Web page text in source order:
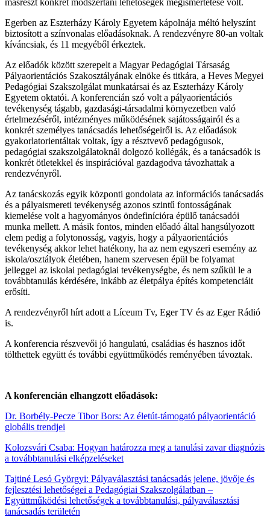
Egerben az Eszterházy Károly Egyetem kápolnája méltó helyszínt
biztosított a színvonalas előadásoknak. A rendezvényre 80-an voltak
kíváncsiak, és 11 megyéből érkeztek.
Az előadók között szerepelt a Magyar Pedagógiai Társaság
Pályaorientációs Szakosztályának elnöke és titkára, a Heves Megyei
Pedagógiai Szakszolgálat munkatársai és az Eszterházy Károly
Egyetem oktatói. A konferencián szó volt a pályaorientációs
tevékenység tágabb, gazdasági-társadalmi környezetben való
értelmezéséről, intézményes működésének sajátosságairól és a
konkrét személyes tanácsadás lehetőségeiről is. Az előadások
gyakorlatorientáltak voltak, így a résztvevő pedagógusok,
pedagógiai szakszolgálatoknál dolgozó kollégák, és a tanácsadók is
konkrét ötletekkel és inspirációval gazdagodva távozhattak a
rendezvényről.
Az tanácskozás egyik központi gondolata az információs tanácsadás
és a pályaismereti tevékenység azonos szintű fontosságának
kiemelése volt a hagyományos öndefinícióra épülő tanácsadói
munka mellett. A másik fontos, minden előadó által hangsúlyozott
elem pedig a folytonosság, vagyis, hogy a pályaorientációs
tevékenység akkor lehet hatékony, ha az nem egyszeri esemény az
iskola/osztályok életében, hanem szervesen épül be folyamat
jelleggel az iskolai pedagógiai tevékenységbe, és nem szűkül le a
továbbtanulás kérdésére, inkább az életpálya építés kompetenciáit
erősíti.
A rendezvényről hírt adott a Líceum Tv, Eger TV és az Eger Rádió
is.
A konferencia részvevői jó hangulatú, családias és hasznos időt
tölthettek együtt és további együttműködés reményében távoztak.
A konferencián elhangzott előadások:
Dr. Borbély-Pecze Tibor Bors: Az életút-támogató pályaorientáció
globális trendjei
Kolozsvári Csaba: Hogyan határozza meg a tanulási zavar diagnózis
a továbbtanulási elképzeléseket
Tajtiné Lesó Györgyi: Pályaválasztási tanácsadás jelene, jövője és
fejlesztési lehetőségei a Pedagógiai Szakszolgálatban –
Együttműködési lehetőségek a továbbtanulási, pályaválasztási
tanácsadás területén